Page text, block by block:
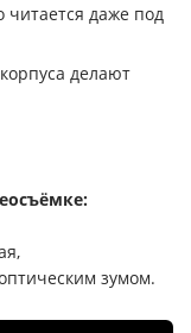
читается даже под
делают
зумом.